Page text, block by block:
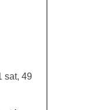
sat, 49